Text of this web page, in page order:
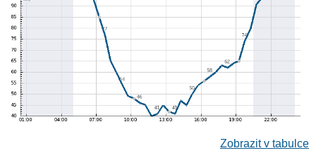
Zobrazit v tabulce